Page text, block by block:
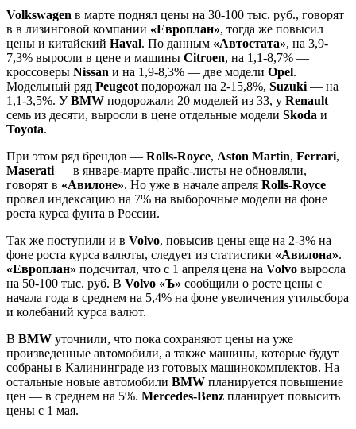
Volkswagen в марте поднял цены на 30-100 тыс. руб., говорят
в в лизинговой компании «Европлан», тогда же повысил
цены и китайский Haval. По данным «Автостата», на 3,9-
7,3% выросли в цене и машины Citroen, на 1,1-8,7% —
кроссоверы Nissan и на 1,9-8,3% — две модели Opel.
Модельный ряд Peugeot подорожал на 2-15,8%, Suzuki — на
1,1-3,5%. УBMW подорожали 20 моделей из 33, у Renault —
семь из десяти, выросли в цене отдельные модели Skoda и
Toyota.
При этом ряд брендов — Rolls-Royce, Aston Martin, Ferrari,
Maserati — в январе-марте прайс-листы не обновляли,
говорят в «Авилоне». Но уже в начале апреля Rolls-Royce
провел индексацию на 7% на выборочные модели на фоне
роста курса фунта в России.
Так же поступили и в Volvo, повысив цены еще на 2-3% на
фоне роста курса валюты, следует из статистики «Авилона».
«Европлан» подсчитал, что с 1 апреля цена на Volvo выросла
на 50-100 тыс. руб. В Volvo «Ъ» сообщили о росте цены с
начала года в среднем на 5,4% на фоне увеличения утильсбора
и колебаний курса валют.
В BMW уточнили, что пока сохраняют цены на уже
произведенные автомобили, а также машины, которые будут
собраны в Калининграде из готовых машинокомплектов. На
остальные новые автомобили BMW планируется повышение
цен — в среднем на 5%. Mercedes-Benz планирует повысить
цены с 1 мая.